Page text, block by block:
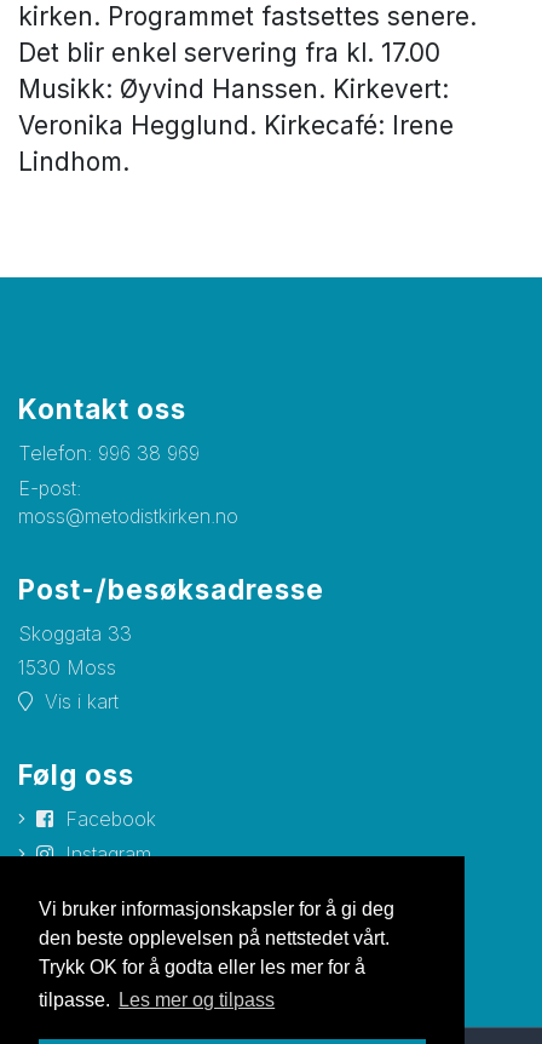
Vi bruker informasjonskapsler for å gi deg
den beste opplevelsen på nettstedet vårt.
Trykk OK for å godta eller les mer for å
tilpasse.
Les mer og tilpass
kirken. Programmet fastsettes senere.
Det blir enkel servering fra kl. 17.00
Musikk: Øyvind Hanssen. Kirkevert:
Veronika Hegglund. Kirkecafé: Irene
Lindhom.
Kontakt oss
Telefon: 996 38 969
E-post:
moss@metodistkirken.no
Post-/besøksadresse
Skoggata 33
1530 Moss
Vis i kart
Følg oss
Facebook
Instagram